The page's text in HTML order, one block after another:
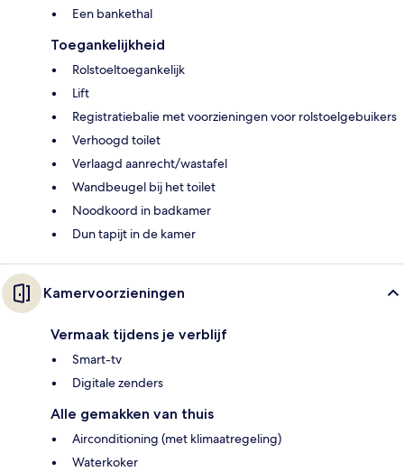
Een bankethal
Toegankelijkheid
Rolstoeltoegankelijk
Lift
Registratiebalie met voorzieningen voor rolstoelgebuikers
Verhoogd toilet
Verlaagd aanrecht/wastafel
Wandbeugel bij het toilet
Noodkoord in badkamer
Dun tapijt in de kamer
Kamervoorzieningen
Vermaak tijdens je verblijf
Smart-tv
Digitale zenders
Alle gemakken van thuis
Airconditioning (met klimaatregeling)
Waterkoker